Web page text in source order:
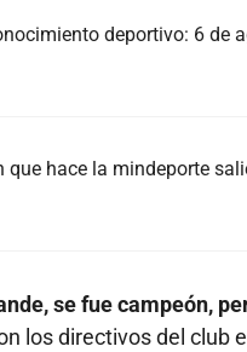
deportivo: 6 de
que hace la mindeporte
se fue campeón,
los directivos del club